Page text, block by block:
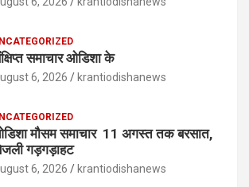
समाचार ओडिशा के
6, 2026 krantiodishanews
मौसम समाचार 11 अगस्त तक बरसात,
गड़गड़ाहट
6, 2026 krantiodishanews